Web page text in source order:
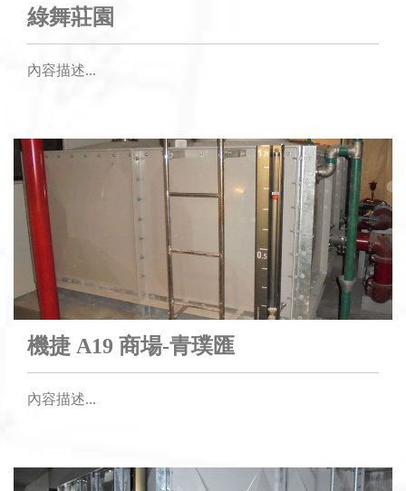
綠舞莊園
內容描述...
機捷 A19 商場-青璞匯
內容描述...